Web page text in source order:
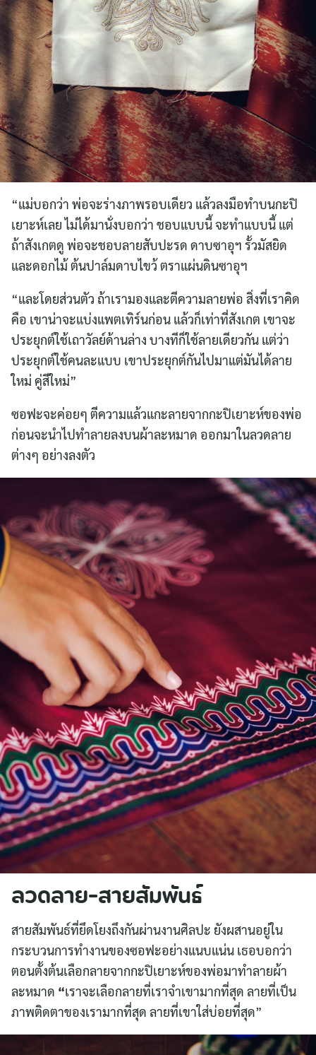
“แม่บอกว่า พ่อจะร่างภาพรอบเดียว แล้วลงมือทำบนกะปิ
เยาะห์เลย ไม่ได้มานั่งบอกว่า ชอบแบบนี้ จะทำแบบนี้ แต่
ถ้าสังเกตดู พ่อจะชอบลายสับปะรด ดาบซาอุฯ รั้วมัสยิด
และดอกไม้ ต้นปาล์มดาบไขว้ ตราแผ่นดินซาอุฯ
“และโดยส่วนตัว ถ้าเรามองและตีความลายพ่อ สิ่งที่เราคิด
คือ เขาน่าจะแบ่งแพตเทิร์นก่อน แล้วก็เท่าที่สังเกต เขาจะ
ประยุกต์ใช้เถาวัลย์ด้านล่าง บางทีก็ใช้ลายเดียวกัน แต่ว่า
ประยุกต์ใช้คนละแบบ เขาประยุกต์กันไปมาแต่มันได้ลาย
ใหม่ คู่สีใหม่”
ซอฟะจะค่อยๆ ตีความแล้วแกะลายจากกะปิเยาะห์ของพ่อ
ก่อนจะนำไปทำลายลงบนผ้าละหมาด ออกมาในลวดลาย
ต่างๆ อย่างลงตัว
ลวดลาย-สายสัมพันธ์
สายสัมพันธ์ที่ยึดโยงถึงกันผ่านงานศิลปะ ยังผสานอยู่ใน
กระบวนการทำงานของซอฟะอย่างแนบแน่น เธอบอกว่า
ตอนตั้งต้นเลือกลายจากกะปิเยาะห์ของพ่อมาทำลายผ้า
ละหมาด “เราจะเลือกลายที่เราจำเขามากที่สุด ลายที่เป็น
ภาพติดตาของเรามากที่สุด ลายที่เขาใส่บ่อยที่สุด”